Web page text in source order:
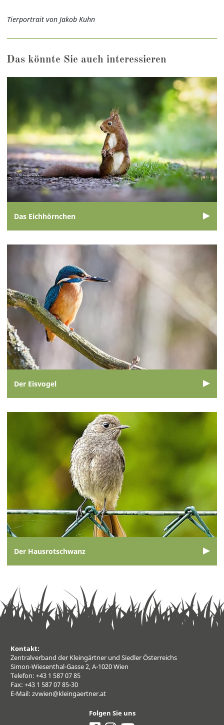
Tierportrait von Jakob Kuhn
Das könnte Sie auch interessieren
Das Eichhörnchen
Der Eisvogel
Der Hausrotschwanz
Kontakt:
Zentralverband der Kleingärtner und Siedler Österreichs
Simon-Wiesenthal-Gasse 2, A-1020 Wien
Telefon: +43 1 587 07 85
Fax: +43 1 587 07 85-30
E-Mail: zvwien@kleingaertner.at
Folgen Sie uns